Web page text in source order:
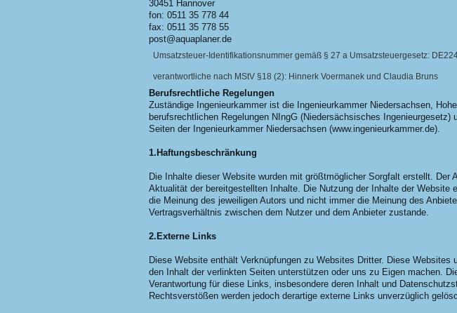
30451 Hannover
fon: 0511 35 778 44
fax: 0511 35 778 55
post@aquaplaner.de
Umsatzsteuer-Identifikationsnummer gemäß § 27 a Umsatzsteuergesetz:
verantwortliche nach MStV §18 (2): Hinnerk Voermanek und Claudia Bruns
Berufsrechtliche Regelungen
Zuständige Ingenieurkammer ist die Ingenieurkammer Niedersachsen,
berufsrechtlichen Regelungen NIngG (Niedersächsisches
Seiten der Ingenieurkammer Niedersachsen (www.ingenieurkammer.de).
1.Haftungsbeschränkung
Die Inhalte dieser Website wurden mit größtmöglicher Sorgfalt erstellt.
Aktualität der bereitgestellten Inhalte. Die Nutzung der Inhalte der
die Meinung des jeweiligen Autors und nicht immer die Meinung des
Vertragsverhältnis zwischen dem Nutzer und dem Anbieter zustande.
2.Externe Links
Diese Website enthält Verknüpfungen zu Websites Dritter. Diese
den Inhalt der verlinkten Seiten unterstützen oder uns zu Eigen machen.
Verantwortung für diese Links, insbesondere deren Inhalt und
Rechtsverstößen werden jedoch derartige externe Links unverzüglich